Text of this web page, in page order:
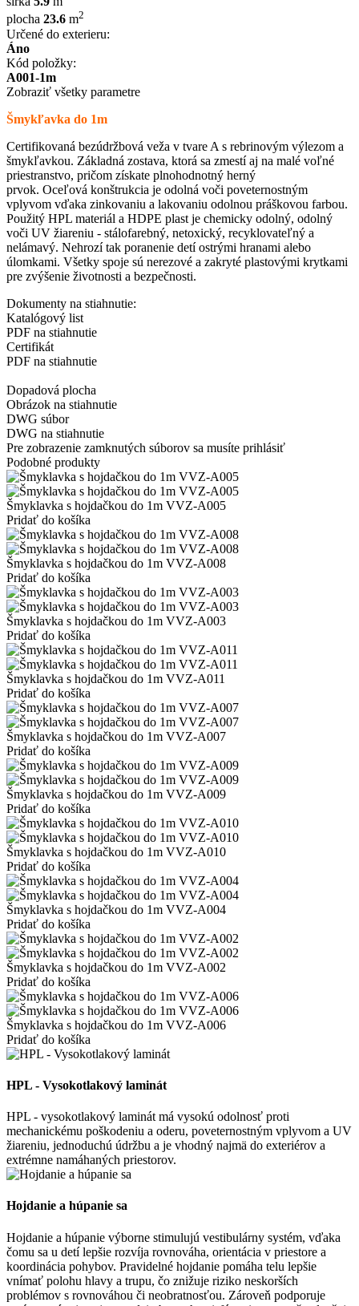
plocha 23.6 m2
Určené do exterieru:
Áno
Kód položky:
A001-1m
Zobraziť všetky parametre
Šmykľavka do 1m
Certifikovaná bezúdržbová veža v tvare A s rebrinovým výlezom a
šmykľavkou. Základná zostava, ktorá sa zmestí aj na malé voľné
priestranstvo, pričom získate plnohodnotný herný
prvok. Oceľová konštrukcia je odolná voči poveternostným
vplyvom vďaka zinkovaniu a lakovaniu odolnou práškovou farbou.
Použitý HPL materiál a HDPE plast je chemicky odolný, odolný
voči UV žiareniu - stálofarebný, netoxický, recyklovateľný a
nelámavý. Nehrozí tak poranenie detí ostrými hranami alebo
úlomkami. Všetky spoje sú nerezové a zakryté plastovými krytkami
pre zvýšenie životnosti a bezpečnosti.
Dokumenty na stiahnutie:
Katalógový list
PDF na stiahnutie
Certifikát
PDF na stiahnutie
Dopadová plocha
Obrázok na stiahnutie
DWG súbor
DWG na stiahnutie
Pre zobrazenie zamknutých súborov sa musíte prihlásiť
Podobné produkty
Šmyklavka s hojdačkou do 1m VVZ-A005
Pridať do košíka
Šmyklavka s hojdačkou do 1m VVZ-A008
Pridať do košíka
Šmyklavka s hojdačkou do 1m VVZ-A003
Pridať do košíka
Šmyklavka s hojdačkou do 1m VVZ-A011
Pridať do košíka
Šmyklavka s hojdačkou do 1m VVZ-A007
Pridať do košíka
Šmyklavka s hojdačkou do 1m VVZ-A009
Pridať do košíka
Šmyklavka s hojdačkou do 1m VVZ-A010
Pridať do košíka
Šmyklavka s hojdačkou do 1m VVZ-A004
Pridať do košíka
Šmyklavka s hojdačkou do 1m VVZ-A002
Pridať do košíka
Šmyklavka s hojdačkou do 1m VVZ-A006
Pridať do košíka
HPL - Vysokotlakový laminát
HPL - vysokotlakový laminát má vysokú odolnosť proti
mechanickému poškodeniu a oderu, poveternostným vplyvom a UV
žiareniu, jednoduchú údržbu a je vhodný najmä do exteriérov a
extrémne namáhaných priestorov.
Hojdanie a húpanie sa
Hojdanie a húpanie výborne stimulujú vestibulárny systém, vďaka
čomu sa u detí lepšie rozvíja rovnováha, orientácia v priestore a
koordinácia pohybov. Pravidelné hojdanie pomáha telu lepšie
vnímať polohu hlavy a trupu, čo znižuje riziko neskorších
problémov s rovnováhou či neobratnosťou. Zároveň podporuje